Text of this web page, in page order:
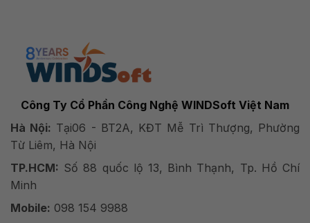
Công Ty Cổ Phần Công Nghệ WINDSoft Việt Nam
Hà Nội: Tại06 - BT2A, KĐT Mễ Trì Thượng, Phường
Từ Liêm, Hà Nội
TP.HCM: Số 88 quốc lộ 13, Bình Thạnh, Tp. Hồ Chí
Minh
Mobile: 098 154 9988